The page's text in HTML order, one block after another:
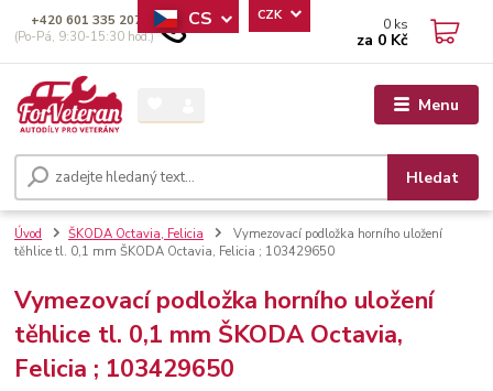
Menu
CS CZK
Hledat
+420 601 335 207
(Po-Pá, 9:30-15:30 hod.)
0 ks
za 0 Kč
Úvod ŠKODA Octavia, Felicia
Vymezovací podložka horního uložení
těhlice tl. 0,1 mm ŠKODA Octavia, Felicia ; 103429650
Vymezovací podložka horního uložení
těhlice tl. 0,1 mm ŠKODA Octavia,
Felicia ; 103429650